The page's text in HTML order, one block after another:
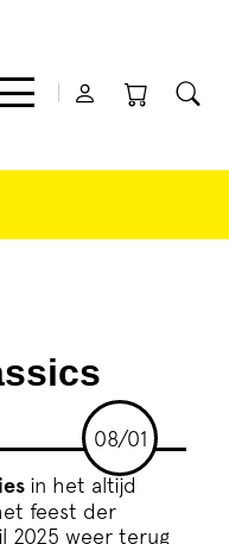
08/01
in het altijd
feest der
2025 weer terug